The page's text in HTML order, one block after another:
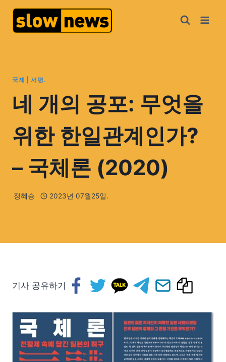
국제 서평.
네 개의 공포: 무엇을
위한 한일관계인가?
– 국체론 (2020)
정혜승 2023년 07월25일.
기사 공유하기